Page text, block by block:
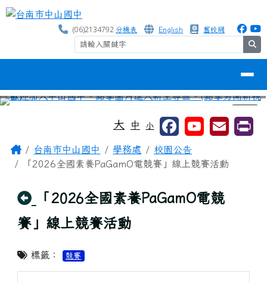
跳至主內容區
台南市中山國中
(06)2134792分機表 English 舊校網
⏸
大 中 小
主內容區域
Home台南市中山國中 學務處
校園公告
「2026全國素養PaGamO電競賽」線上競賽活動
回上頁
「2026全國素養PaGamO電競
賽」線上競賽活動
標籤： 競賽
頁尾區域